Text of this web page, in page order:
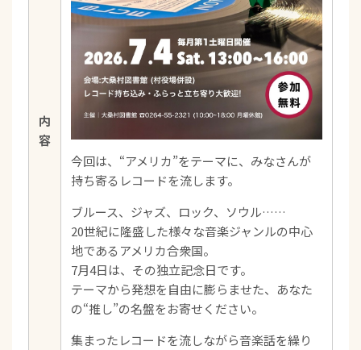
内
容
今回は、“アメリカ”をテーマに、みなさんが
持ち寄るレコードを流します。
ブルース、ジャズ、ロック、ソウル……
20世紀に隆盛した様々な音楽ジャンルの中心
地であるアメリカ合衆国。
7月4日は、その独立記念日です。
テーマから発想を自由に膨らませた、あなた
の“推し”の名盤をお寄せください。
集まったレコードを流しながら音楽話を繰り